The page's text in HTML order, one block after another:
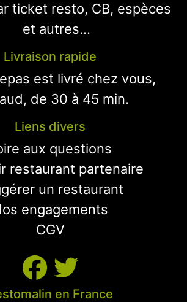
ticket resto, CB, espèces
et autres...
Livraison rapide
est livré chez vous,
de 30 à 45 min.
Liens divers
aux questions
restaurant partenaire
un restaurant
engagements
CGV
en France